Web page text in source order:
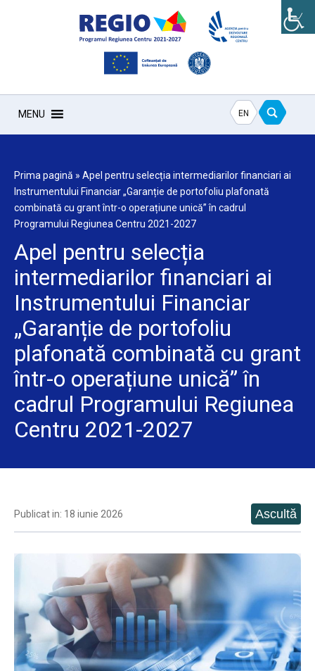
MENU EN
Prima pagină » Apel pentru selecția intermediarilor financiari ai
Instrumentului Financiar „Garanție de portofoliu plafonată
combinată cu grant într-o operațiune unică” în cadrul
Programului Regiunea Centru 2021-2027
Apel pentru selecția
intermediarilor financiari ai
Instrumentului Financiar
„Garanție de portofoliu
plafonată combinată cu grant
într-o operațiune unică” în
cadrul Programului Regiunea
Centru 2021-2027
Publicat in: 18 iunie 2026